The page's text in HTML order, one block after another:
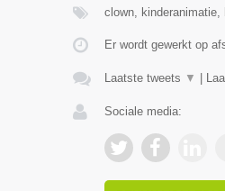
clown, kinderanimatie,
Er wordt gewerkt op
Laatste tweets ▼
Sociale media: